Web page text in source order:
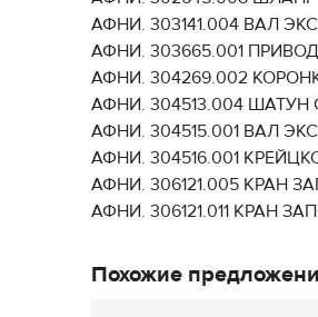
АФНИ. 303141.004 ВАЛ
АФНИ. 303665.001
АФНИ. 304269.002
АФНИ. 304513.004 ШАТУН
АФНИ. 304515.001 ВАЛ
АФНИ. 304516.001
АФНИ. 306121.005 КРАН
АФНИ. 306121.011 КРАН
Похожие